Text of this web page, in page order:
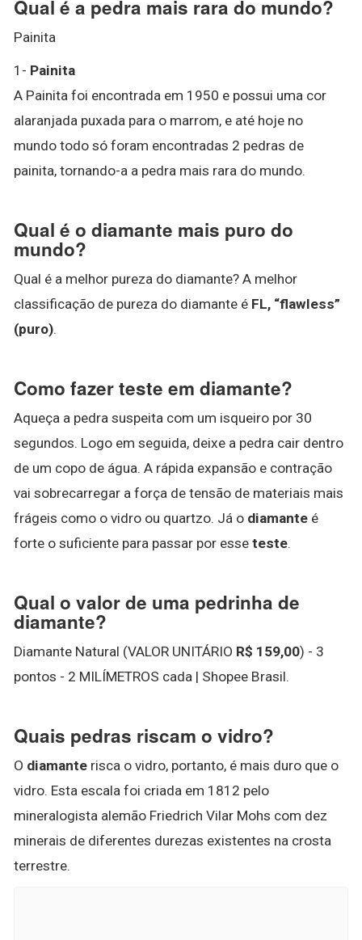
Qual é a pedra mais rara do mundo?
Painita
1- Painita
A Painita foi encontrada em 1950 e possui uma cor
alaranjada puxada para o marrom, e até hoje no
mundo todo só foram encontradas 2 pedras de
painita, tornando-a a pedra mais rara do mundo.
Qual é o diamante mais puro do
mundo?
Qual é a melhor pureza do diamante? A melhor
classificação de pureza do diamante é FL, “flawless”
(puro).
Como fazer teste em diamante?
Aqueça a pedra suspeita com um isqueiro por 30
segundos. Logo em seguida, deixe a pedra cair dentro
de um copo de água. A rápida expansão e contração
vai sobrecarregar a força de tensão de materiais mais
frágeis como o vidro ou quartzo. Já o diamante é
forte o suficiente para passar por esse teste.
Qual o valor de uma pedrinha de
diamante?
Diamante Natural (VALOR UNITÁRIO R$ 159,00) - 3
pontos - 2 MILÍMETROS cada | Shopee Brasil.
Quais pedras riscam o vidro?
O diamante risca o vidro, portanto, é mais duro que o
vidro. Esta escala foi criada em 1812 pelo
mineralogista alemão Friedrich Vilar Mohs com dez
minerais de diferentes durezas existentes na crosta
terrestre.